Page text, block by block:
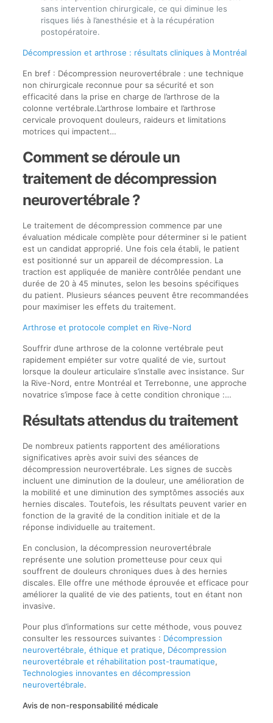
sans intervention chirurgicale, ce qui diminue les
risques liés à l’anesthésie et à la récupération
postopératoire.
Décompression et arthrose : résultats cliniques à Montréal
En bref : Décompression neurovertébrale : une technique
non chirurgicale reconnue pour sa sécurité et son
efficacité dans la prise en charge de l’arthrose de la
colonne vertébrale.L’arthrose lombaire et l’arthrose
cervicale provoquent douleurs, raideurs et limitations
motrices qui impactent…
Comment se déroule un
traitement de décompression
neurovertébrale ?
Le traitement de décompression commence par une
évaluation médicale complète pour déterminer si le patient
est un candidat approprié. Une fois cela établi, le patient
est positionné sur un appareil de décompression. La
traction est appliquée de manière contrôlée pendant une
durée de 20 à 45 minutes, selon les besoins spécifiques
du patient. Plusieurs séances peuvent être recommandées
pour maximiser les effets du traitement.
Arthrose et protocole complet en Rive-Nord
Souffrir d’une arthrose de la colonne vertébrale peut
rapidement empiéter sur votre qualité de vie, surtout
lorsque la douleur articulaire s’installe avec insistance. Sur
la Rive-Nord, entre Montréal et Terrebonne, une approche
novatrice s’impose face à cette condition chronique :…
Résultats attendus du traitement
De nombreux patients rapportent des améliorations
significatives après avoir suivi des séances de
décompression neurovertébrale. Les signes de succès
incluent une diminution de la douleur, une amélioration de
la mobilité et une diminution des symptômes associés aux
hernies discales. Toutefois, les résultats peuvent varier en
fonction de la gravité de la condition initiale et de la
réponse individuelle au traitement.
En conclusion, la décompression neurovertébrale
représente une solution prometteuse pour ceux qui
souffrent de douleurs chroniques dues à des hernies
discales. Elle offre une méthode éprouvée et efficace pour
améliorer la qualité de vie des patients, tout en étant non
invasive.
Pour plus d’informations sur cette méthode, vous pouvez
consulter les ressources suivantes : Décompression
neurovertébrale, éthique et pratique, Décompression
neurovertébrale et réhabilitation post-traumatique,
Technologies innovantes en décompression
neurovertébrale.
Avis de non-responsabilité médicale